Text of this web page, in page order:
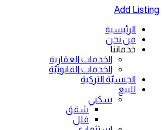
Add Listing
الرئيسية
من نحن
خدماتنا
الخدمات العقارية
الخدمات القانونيّة
الجنسيّة التركية
للبيع
سكني
شقق
فلل